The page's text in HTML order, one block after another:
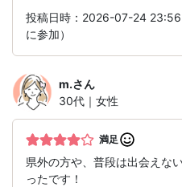
投稿日時：2026-07-24 23:56
に参加）
m.さん
30代｜女性
満足
県外の方や、普段は出会えな
ったです！